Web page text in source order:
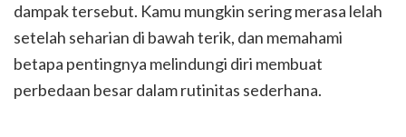
dampak tersebut. Kamu mungkin sering merasa lelah
setelah seharian di bawah terik, dan memahami
betapa pentingnya melindungi diri membuat
perbedaan besar dalam rutinitas sederhana.